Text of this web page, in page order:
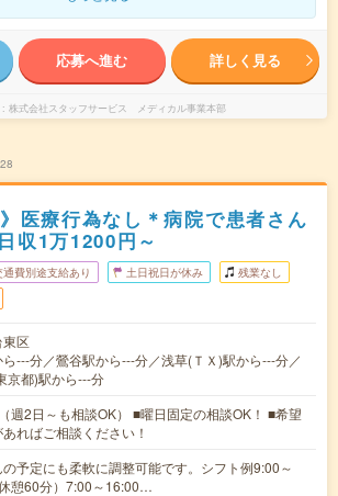
応募へ進む 詳しく見る
株式会社スタッフサービス メディカル事業本部
医療行為なし＊病院で患者さん
収1万1200円～
通費別途支給あり 土日祝日が休み 残業なし
東区
---分／鶯谷駅から---分／浅草(ＴＸ)駅から---分／
京都)駅から---分
週2日～も相談OK） ■曜日固定の相談OK！ ■希望
ればご相談ください！
の予定にも柔軟に調整可能です。シフト例9:00～
憩60分）7:00～16:00…